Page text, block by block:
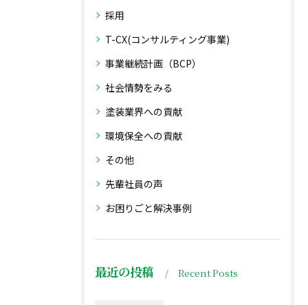
採用
T-CX(コンサルティング事業)
事業継続計画（BCP）
社会情勢をみる
塗装業界への貢献
環境保全への貢献
その他
先輩社員の声
お困りごと解決事例
最近の投稿 Recent Posts